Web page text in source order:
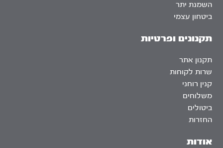
אודות
השמנת יתר
ביטחון עצמי
תקנונים ופרטיות
תקנון אתר
שרות לקוחות
קנין רוחני
משלוחים
ביטולים
החזרות